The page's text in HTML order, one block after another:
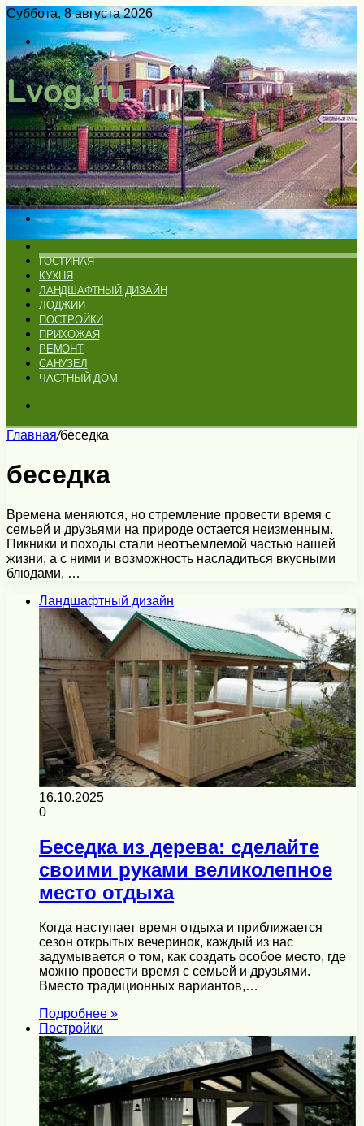
Суббота, 8 августа 2026
Войти
Switch
skin
Меню
Искать
Switch
skin
ГОСТИНАЯ
КУХНЯ
ЛАНДШАФТНЫЙ ДИЗАЙН
ЛОДЖИИ
ПОСТРОЙКИ
ПРИХОЖАЯ
РЕМОНТ
САНУЗЕЛ
ЧАСТНЫЙ ДОМ
Главная/беседка
беседка
Времена меняются, но стремление провести время с
семьей и друзьями на природе остается неизменным.
Пикники и походы стали неотъемлемой частью нашей
жизни, а с ними и возможность насладиться вкусными
блюдами, …
Ландшафтный дизайн
16.10.2025
0
Беседка из дерева: сделайте
своими руками великолепное
место отдыха
Когда наступает время отдыха и приближается
сезон открытых вечеринок, каждый из нас
задумывается о том, как создать особое место, где
можно провести время с семьей и друзьями.
Вместо традиционных вариантов,…
Подробнее »
Постройки